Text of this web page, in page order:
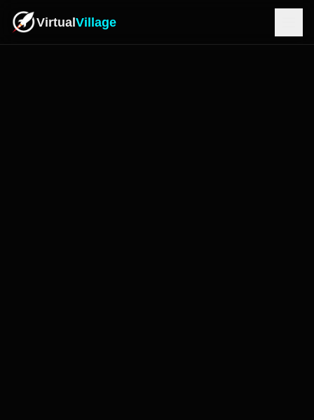
VirtualVillage